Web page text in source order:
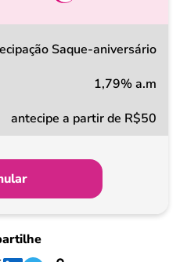
Saque-aniversário
1,79% a.m
antecipe a partir de R$50